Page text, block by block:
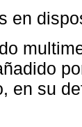
en
en su